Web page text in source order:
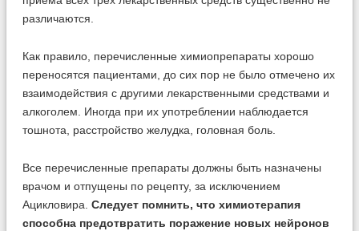
различаются.
Как правило, перечисленные химиопрепараты хорошо
переносятся пациентами, до сих пор не было отмечено их
взаимодействия с другими лекарственными средствами и
алкоголем. Иногда при их употреблении наблюдается
тошнота, расстройство желудка, головная боль.
Все перечисленные препараты должны быть назначены
врачом и отпущены по рецепту, за исключением
Ацикловира. Следует помнить, что химиотерапия
способна предотвратить поражение новых нейронов